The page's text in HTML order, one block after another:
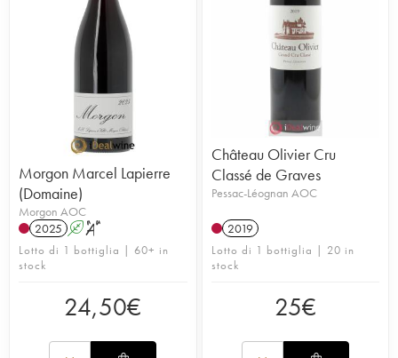
Morgon Marcel Lapierre
(Domaine)
Morgon AOC
2025 A S
Lotto di 1 bottiglia | 60+ in
stock
24,50€
Château Olivier Cru
Classé de Graves
Pessac-Léognan AOC
2019
Lotto di 1 bottiglia | 20 in
stock
25€